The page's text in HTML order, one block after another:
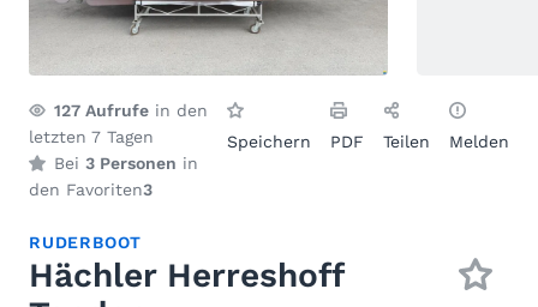
127 Aufrufe in den
letzten 7 Tagen
Bei 3 Personen in
den Favoriten3
Speichern PDF Teilen Melden
RUDERBOOT
Hächler Herreshoff